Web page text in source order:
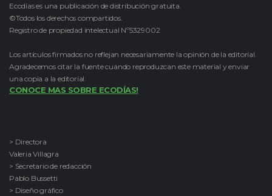
Ecodías es una publicación de distribución gratuita.
©Todos los derechos compartidos.
Registro de propiedad intelectual Nº5329002
Los artículos firmados no reflejan necesariamente la opinión de la editorial.
Agradecemos citar la fuente cuando reproduzcan este material y enviar
una copia a la editorial.
CONOCE MAS SOBRE ECODÍAS!
> Directora
Valeria Villagra
> Secretario de redacción
Pablo Bussetti
> Diseño gráfico